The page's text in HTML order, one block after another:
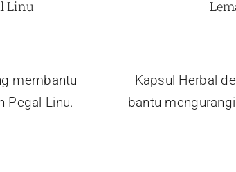
Linu
membantu
Pegal Linu.
Kapsul Herbal
bantu